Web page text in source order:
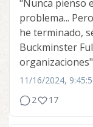
"Nunca pienso
problema...
he terminado,
Buckminster
11/16/2024,
2
17